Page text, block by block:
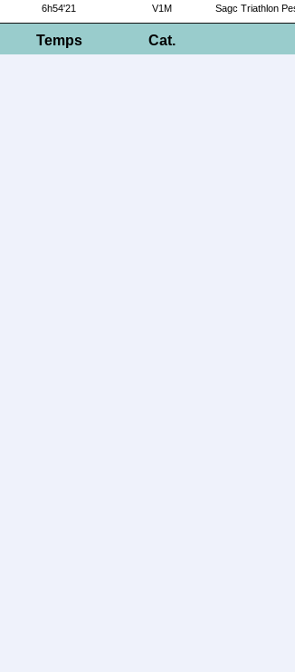
Temps Cat.
6h54'21 V1M Sagc Triathlon